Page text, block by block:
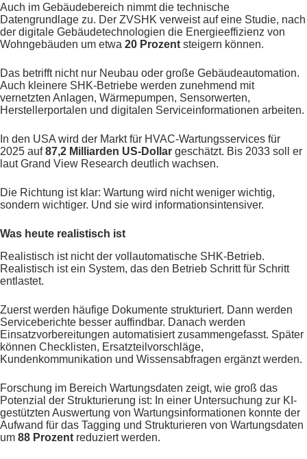
Auch im Gebäudebereich nimmt die technische
Datengrundlage zu. Der ZVSHK verweist auf eine Studie, nach
der digitale Gebäudetechnologien die Energieeffizienz von
Wohngebäuden um etwa 20 Prozent steigern können.
Das betrifft nicht nur Neubau oder große Gebäudeautomation.
Auch kleinere SHK-Betriebe werden zunehmend mit
vernetzten Anlagen, Wärmepumpen, Sensorwerten,
Herstellerportalen und digitalen Serviceinformationen arbeiten.
In den USA wird der Markt für HVAC-Wartungsservices für
2025 auf87,2 Milliarden US-Dollar geschätzt. Bis 2033 soll er
laut Grand View Research deutlich wachsen.
Die Richtung ist klar: Wartung wird nicht weniger wichtig,
sondern wichtiger. Und sie wird informationsintensiver.
Was heute realistisch ist
Realistisch ist nicht der vollautomatische SHK-Betrieb.
Realistisch ist ein System, das den Betrieb Schritt für Schritt
entlastet.
Zuerst werden häufige Dokumente strukturiert. Dann werden
Serviceberichte besser auffindbar. Danach werden
Einsatzvorbereitungen automatisiert zusammengefasst. Später
können Checklisten, Ersatzteilvorschläge,
Kundenkommunikation und Wissensabfragen ergänzt werden.
Forschung im Bereich Wartungsdaten zeigt, wie groß das
Potenzial der Strukturierung ist: In einer Untersuchung zur KI-
gestützten Auswertung von Wartungsinformationen konnte der
Aufwand für das Tagging und Strukturieren von Wartungsdaten
um 88 Prozent reduziert werden.